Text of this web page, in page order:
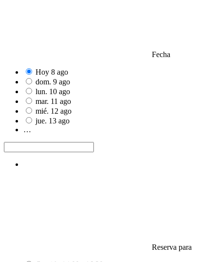
Fecha
Hoy 8 ago
dom. 9 ago
lun. 10 ago
mar. 11 ago
mié. 12 ago
jue. 13 ago
…
Reserva para